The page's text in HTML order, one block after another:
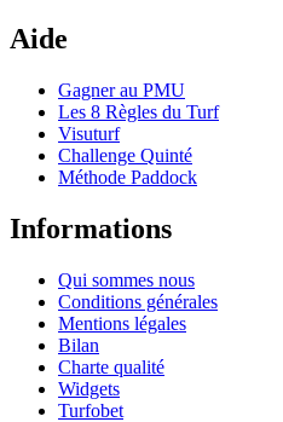
Aide
Gagner au PMU
Les 8 Règles du Turf
Visuturf
Challenge Quinté
Méthode Paddock
Informations
Qui sommes nous
Conditions générales
Mentions légales
Bilan
Charte qualité
Widgets
Turfobet